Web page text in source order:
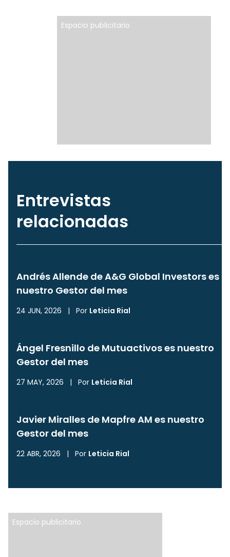
Espacio publicitario
Entrevistas
relacionadas
Andrés Allende de A&G Global Investors es
nuestro Gestor del mes
24 JUN, 2026 | Por Leticia Rial
Ángel Fresnillo de Mutuactivos es nuestro
Gestor del mes
27 MAY, 2026 | Por Leticia Rial
Javier Miralles de Mapfre AM es nuestro
Gestor del mes
22 ABR, 2026 | Por Leticia Rial
Espacio publicitario